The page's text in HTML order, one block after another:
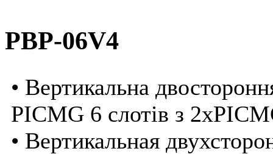
PBP-06V4
• Вертикальна
PICMG 6 слотів з
• Вертикальная